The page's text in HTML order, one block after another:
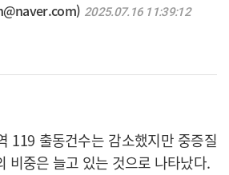
2025.07.16 11:39:12
119 출동건수는 감소했지만 중증질
비중은 늘고 있는 것으로 나타났다.